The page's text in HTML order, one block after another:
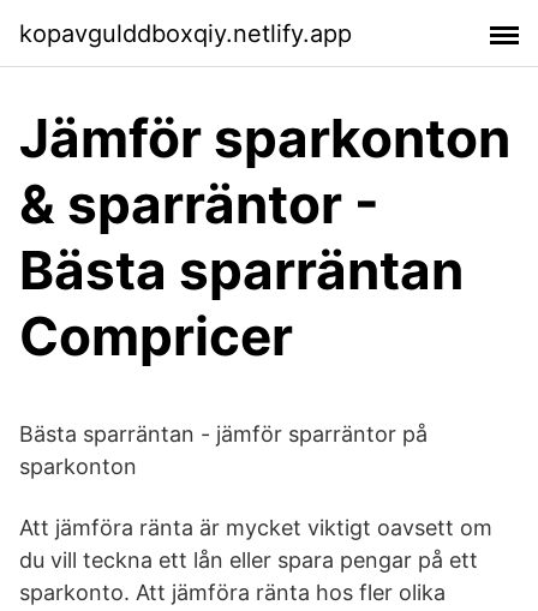
kopavgulddboxqiy.netlify.app
Jämför sparkonton
& sparräntor -
Bästa sparräntan
Compricer
Bästa sparräntan - jämför sparräntor på
sparkonton
Att jämföra ränta är mycket viktigt oavsett om
du vill teckna ett lån eller spara pengar på ett
sparkonto. Att jämföra ränta hos fler olika